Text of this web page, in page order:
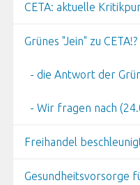
CETA: aktuelle
Grünes "Jein" zu
- die Antwort der
- Wir fragen nach
Freihandel
Gesundheitsvorsorge